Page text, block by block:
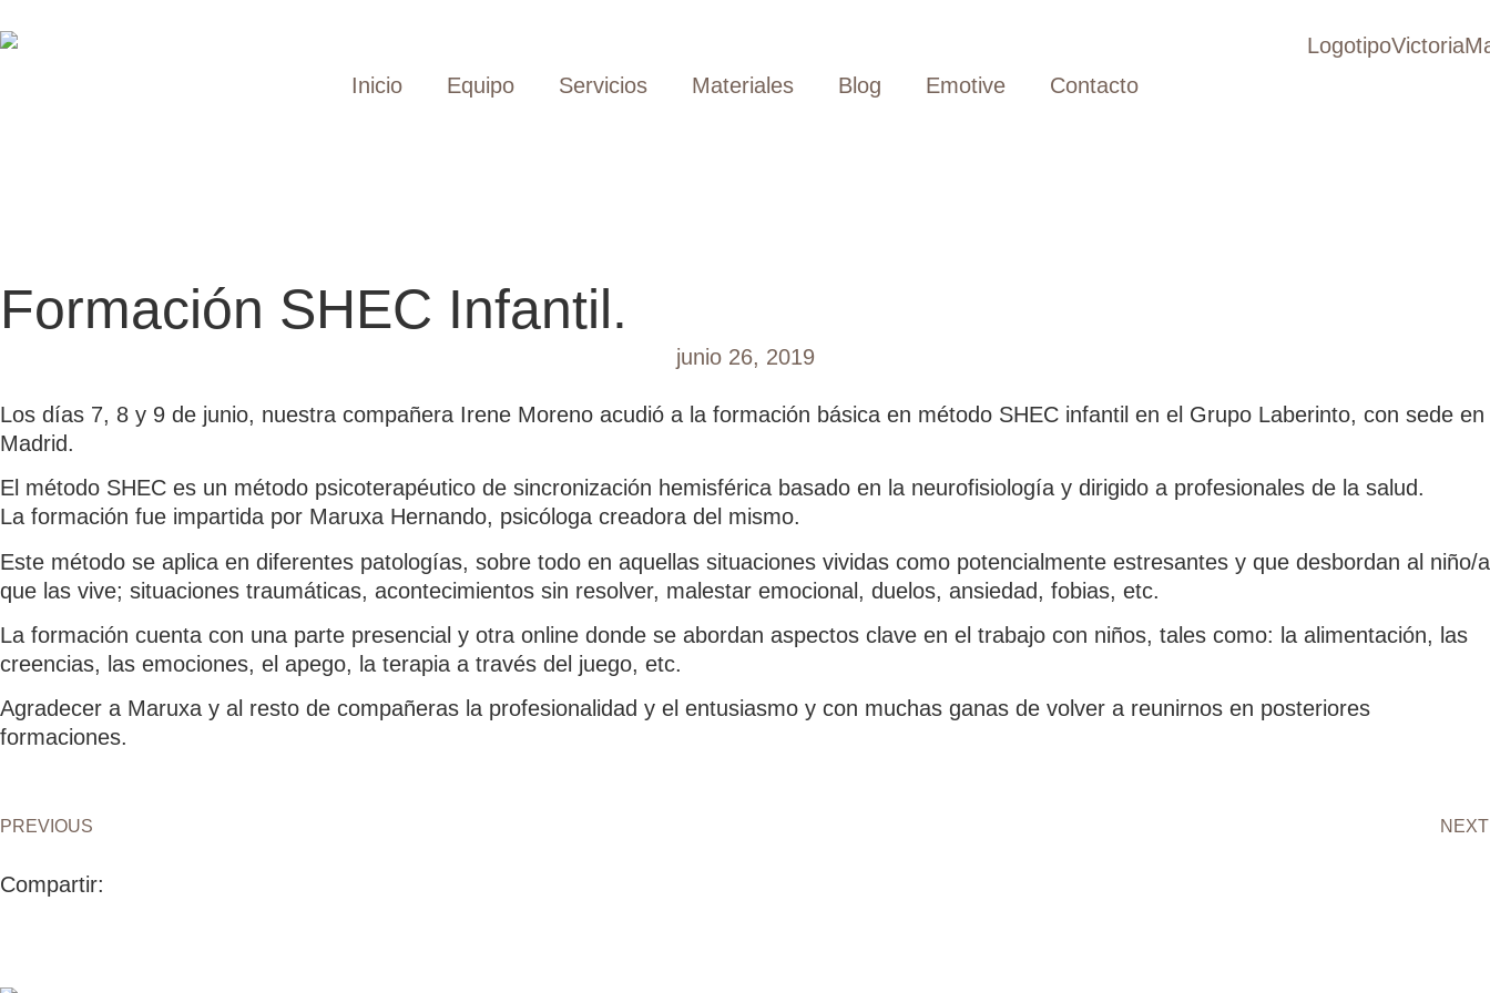
Inicio Equipo Servicios Materiales Blog Emotive Contacto
Formación SHEC Infantil.
junio 26, 2019
Los días 7, 8 y 9 de junio, nuestra compañera Irene Moreno acudió a la formación básica en método SHEC infantil en el Grupo Laberinto, con sede en
Madrid.
El método SHEC es un método psicoterapéutico de sincronización hemisférica basado en la neurofisiología y dirigido a profesionales de la salud.
La formación fue impartida por Maruxa Hernando, psicóloga creadora del mismo.
Este método se aplica en diferentes patologías, sobre todo en aquellas situaciones vividas como potencialmente estresantes y que desbordan al niño/a
que las vive; situaciones traumáticas, acontecimientos sin resolver, malestar emocional, duelos, ansiedad, fobias, etc.
La formación cuenta con una parte presencial y otra online donde se abordan aspectos clave en el trabajo con niños, tales como: la alimentación, las
creencias, las emociones, el apego, la terapia a través del juego, etc.
Agradecer a Maruxa y al resto de compañeras la profesionalidad y el entusiasmo y con muchas ganas de volver a reunirnos en posteriores
formaciones.
PREVIOUS NEXT
Compartir: